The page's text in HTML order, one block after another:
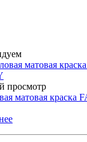
просмотр
матовая